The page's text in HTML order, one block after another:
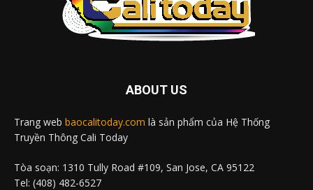
ABOUT US
Trang web baocalitoday.com là sản phẩm của Hệ Thống
Truyền Thông Cali Today
Tòa soạn: 1310 Tully Road #109, San Jose, CA 95122
Tel: (408) 482-6527